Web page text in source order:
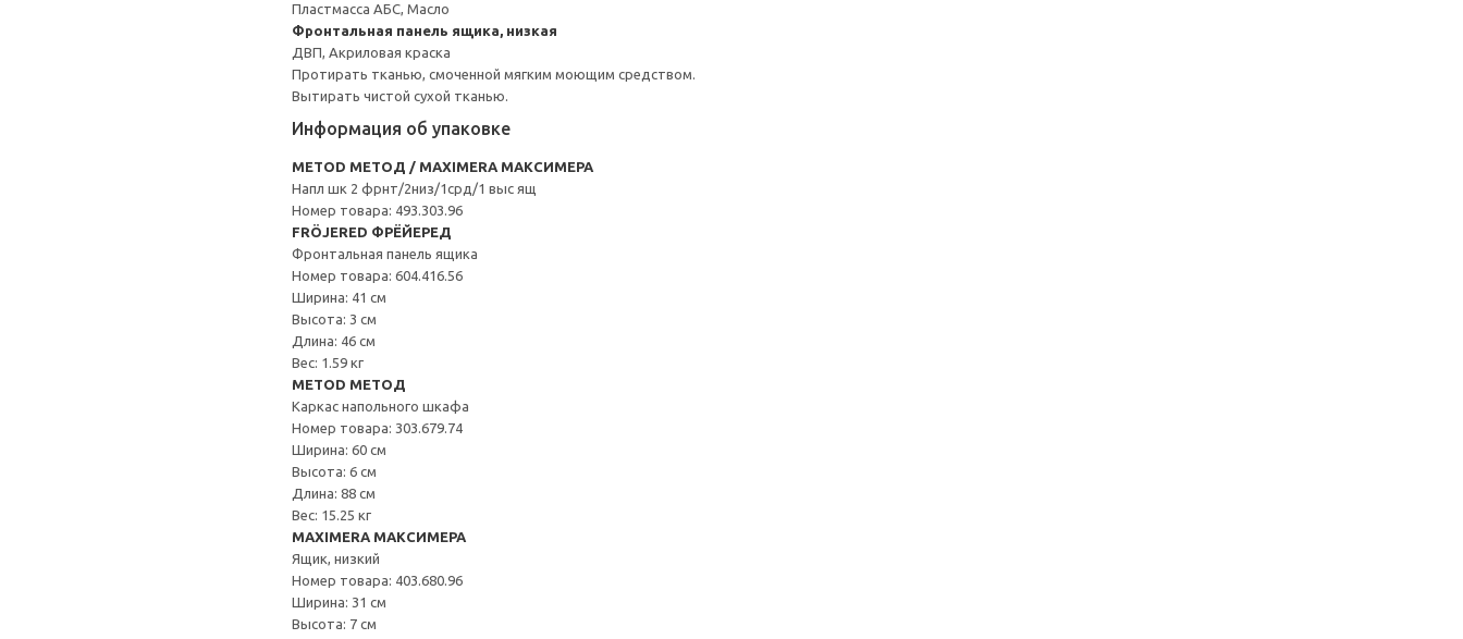
Пластмасса АБС, Масло
Фронтальная панель ящика, низкая
ДВП, Акриловая краска
Протирать тканью, смоченной мягким моющим средством.
Вытирать чистой сухой тканью.
Информация об упаковке
METOD МЕТОД / MAXIMERA МАКСИМЕРА
Напл шк 2 фрнт/2низ/1срд/1 выс ящ
Номер товара: 493.303.96
FRÖJERED ФРЁЙЕРЕД
Фронтальная панель ящика
Номер товара: 604.416.56
Ширина: 41 см
Высота: 3 см
Длина: 46 см
Вес: 1.59 кг
METOD МЕТОД
Каркас напольного шкафа
Номер товара: 303.679.74
Ширина: 60 см
Высота: 6 см
Длина: 88 см
Вес: 15.25 кг
MAXIMERA МАКСИМЕРА
Ящик, низкий
Номер товара: 403.680.96
Ширина: 31 см
Высота: 7 см